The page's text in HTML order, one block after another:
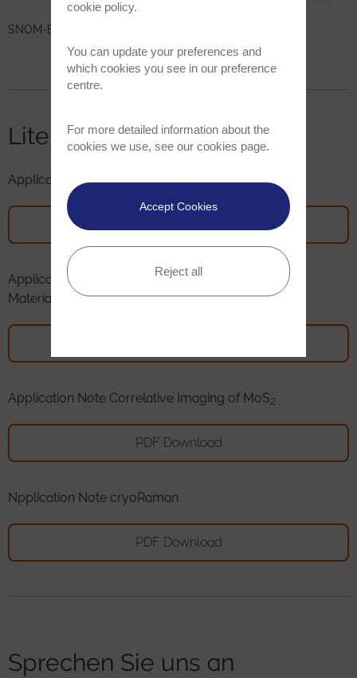
SNOM-Bild von exfoliertem Graphen.
Literatur
Application Note 2D Materials
Application Note Raman-SEM (RISE) Imaging of 2D
Materials
Application Note Correlative Imaging of MoS2
PDF Download
Npplication Note cryoRaman
PDF Download
Sprechen Sie uns an
cookie policy.
You can update your preferences and
which cookies you see in our preference
centre.
For more detailed information about the
cookies we use, see our cookies page.
Accept Cookies
Reject all